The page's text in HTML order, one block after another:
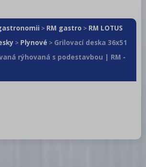
> RM gastro > RM LOTUS
> Plynové > Grilovací deska 36x51
rýhovaná s podestavbou | RM -